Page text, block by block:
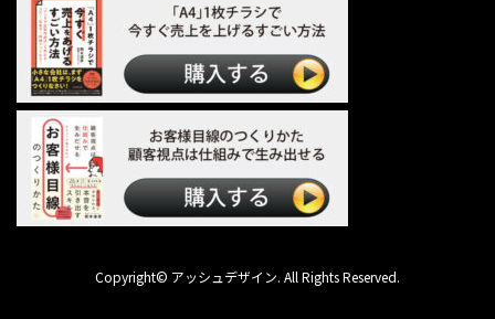
Copyright© アッシュデザイン. All Rights Reserved.